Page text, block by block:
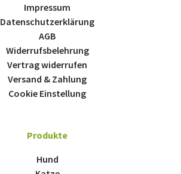
Impressum
Datenschutzerklärung
AGB
Widerrufsbelehrung
Vertrag widerrufen
Versand & Zahlung
Cookie Einstellung
Produkte
Hund